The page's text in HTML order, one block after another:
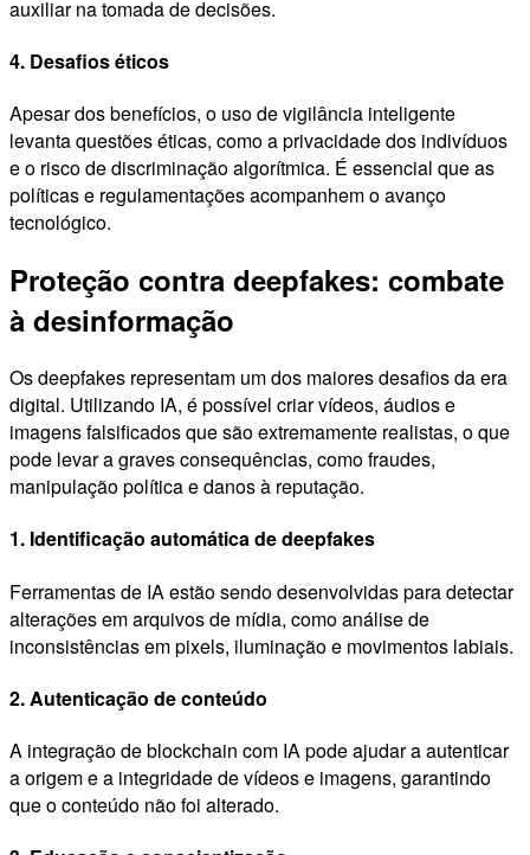
auxiliar na tomada de decisões.
4. Desafios éticos
Apesar dos benefícios, o uso de vigilância inteligente
levanta questões éticas, como a privacidade dos indivíduos
e o risco de discriminação algorítmica. É essencial que as
políticas e regulamentações acompanhem o avanço
tecnológico.
Proteção contra deepfakes: combate
à desinformação
Os deepfakes representam um dos maiores desafios da era
digital. Utilizando IA, é possível criar vídeos, áudios e
imagens falsificados que são extremamente realistas, o que
pode levar a graves consequências, como fraudes,
manipulação política e danos à reputação.
1. Identificação automática de deepfakes
Ferramentas de IA estão sendo desenvolvidas para detectar
alterações em arquivos de mídia, como análise de
inconsistências em pixels, iluminação e movimentos labiais.
2. Autenticação de conteúdo
A integração de blockchain com IA pode ajudar a autenticar
a origem e a integridade de vídeos e imagens, garantindo
que o conteúdo não foi alterado.